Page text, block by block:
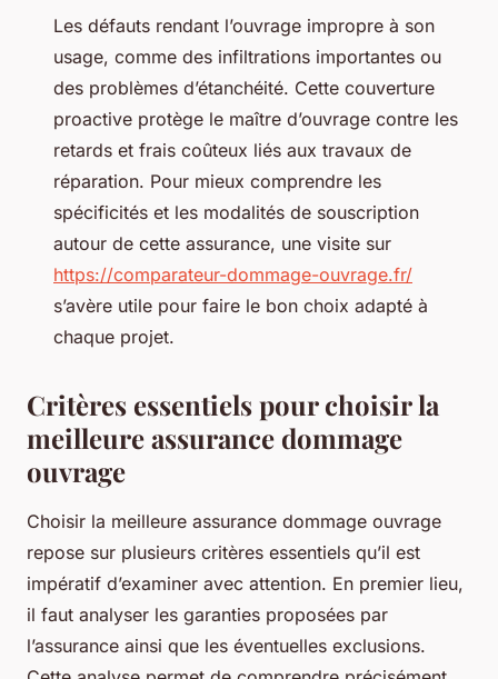
Les défauts rendant l’ouvrage impropre à son
usage, comme des infiltrations importantes ou
des problèmes d’étanchéité. Cette couverture
proactive protège le maître d’ouvrage contre les
retards et frais coûteux liés aux travaux de
réparation. Pour mieux comprendre les
spécificités et les modalités de souscription
autour de cette assurance, une visite sur
https://comparateur-dommage-ouvrage.fr/
s’avère utile pour faire le bon choix adapté à
chaque projet.
Critères essentiels pour choisir la
meilleure assurance dommage
ouvrage
Choisir la meilleure assurance dommage ouvrage
repose sur plusieurs critères essentiels qu’il est
impératif d’examiner avec attention. En premier lieu,
il faut analyser les garanties proposées par
l’assurance ainsi que les éventuelles exclusions.